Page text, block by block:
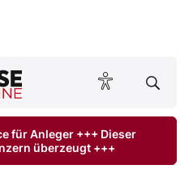
ONLINE lesen
für Anleger +++ Dieser
überzeugt +++